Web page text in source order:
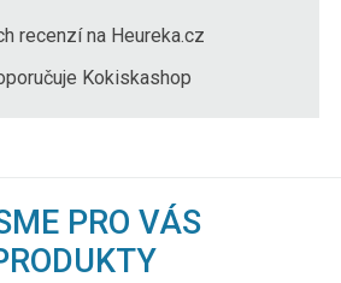
recenzí na Heureka.cz
Kokiskashop
PRO VÁS